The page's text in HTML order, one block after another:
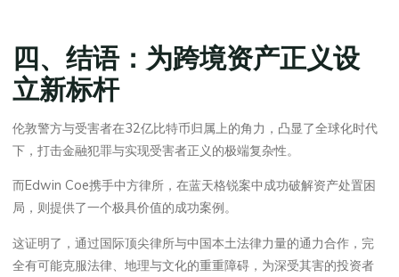
四、结语：为跨境资产正义设
立新标杆
伦敦警方与受害者在32亿比特币归属上的角力，凸显了全球化时代
下，打击金融犯罪与实现受害者正义的极端复杂性。
而Edwin Coe携手中方律所，在蓝天格锐案中成功破解资产处置困
局，则提供了一个极具价值的成功案例。
这证明了，通过国际顶尖律所与中国本土法律力量的通力合作，完
全有可能克服法律、地理与文化的重重障碍，为深受其害的投资者